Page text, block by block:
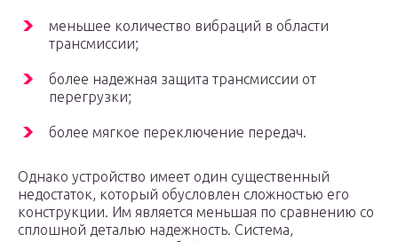
меньшее количество вибраций в области
трансмиссии;
более надежная защита трансмиссии от
перегрузки;
более мягкое переключение передач.
Однако устройство имеет один существенный
недостаток, который обусловлен сложностью его
конструкции. Им является меньшая по сравнению со
сплошной деталью надежность. Система,